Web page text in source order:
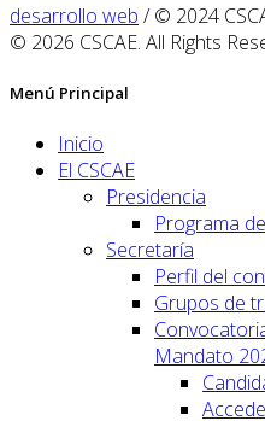
desarrollo web / © 2024
© 2026 CSCAE. All Rights
Menú Principal
Inicio
El CSCAE
Presidencia
Programa
Secretaría
Perfil del
Grupos de
Mandato